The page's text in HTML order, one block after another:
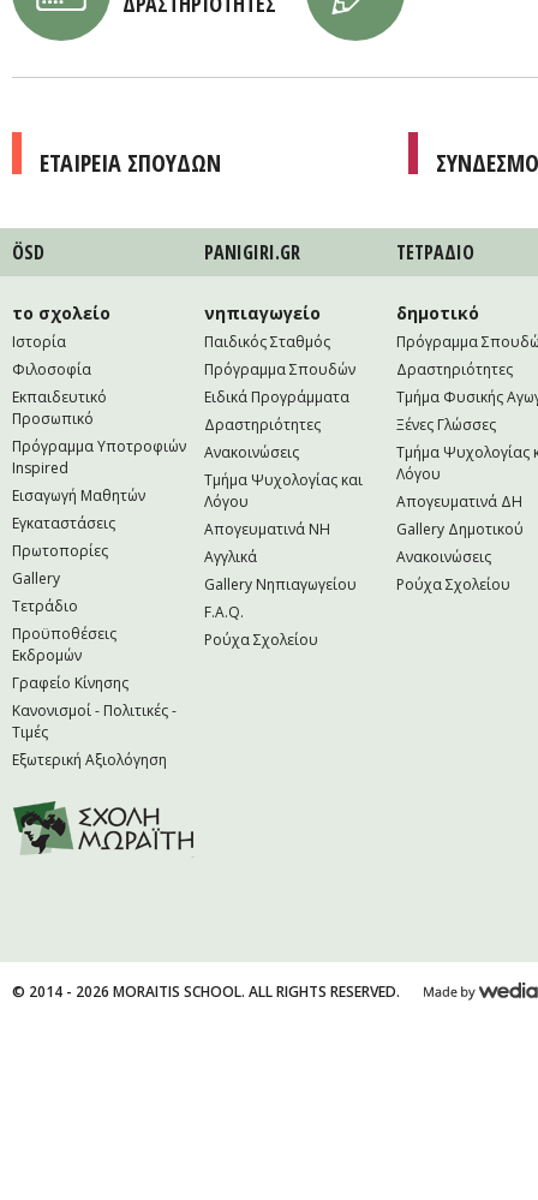
ΕΤΑΙΡΕΙΑ ΣΠΟΥΔΩΝ
ÖSD PANIGIRI.GR ΤΕΤΡAΔΙΟ
το σχολείο
Ιστορία
Φιλοσοφία
Εκπαιδευτικό
Προσωπικό
Πρόγραμμα Υποτροφιών
Inspired
Εισαγωγή Μαθητών
Εγκαταστάσεις
Πρωτοπορίες
Gallery
Τετράδιο
Προϋποθέσεις
Εκδρομών
Γραφείο Κίνησης
Κανονισμοί - Πολιτικές -
Τιμές
Εξωτερική Αξιολόγηση
νηπιαγωγείο
Παιδικός Σταθμός
Πρόγραμμα Σπουδών
Ειδικά Προγράμματα
Δραστηριότητες
Ανακοινώσεις
Τμήμα Ψυχολογίας και
Λόγου
Απογευματινά NH
Αγγλικά
Gallery Νηπιαγωγείου
F.A.Q.
Ρούχα Σχολείου
δημοτικό
Πρόγραμμα
Δραστηριότητες
Τμήμα Φυσικής
Ξένες Γλώσσες
Τμήμα Ψυχολογίας
Λόγου
Απογευματινά ΔΗ
Gallery Δημοτικού
Ανακοινώσεις
Ρούχα Σχολείου
© 2014 - 2026 MORAITIS SCHOOL. ALL RIGHTS RESERVED.